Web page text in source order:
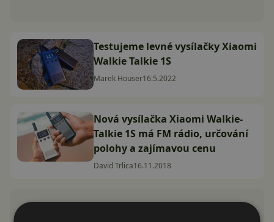
Testujeme levné vysílačky Xiaomi
Walkie Talkie 1S
Marek Houser16.5.2022
Nová vysílačka Xiaomi Walkie-
Talkie 1S má FM rádio, určování
polohy a zajímavou cenu
David Trlica16.11.2018